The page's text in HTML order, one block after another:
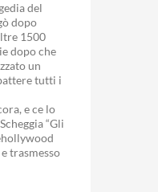
del
dopo
1500
dopo che
un
tutti i
e ce lo
“Gli
trasmesso